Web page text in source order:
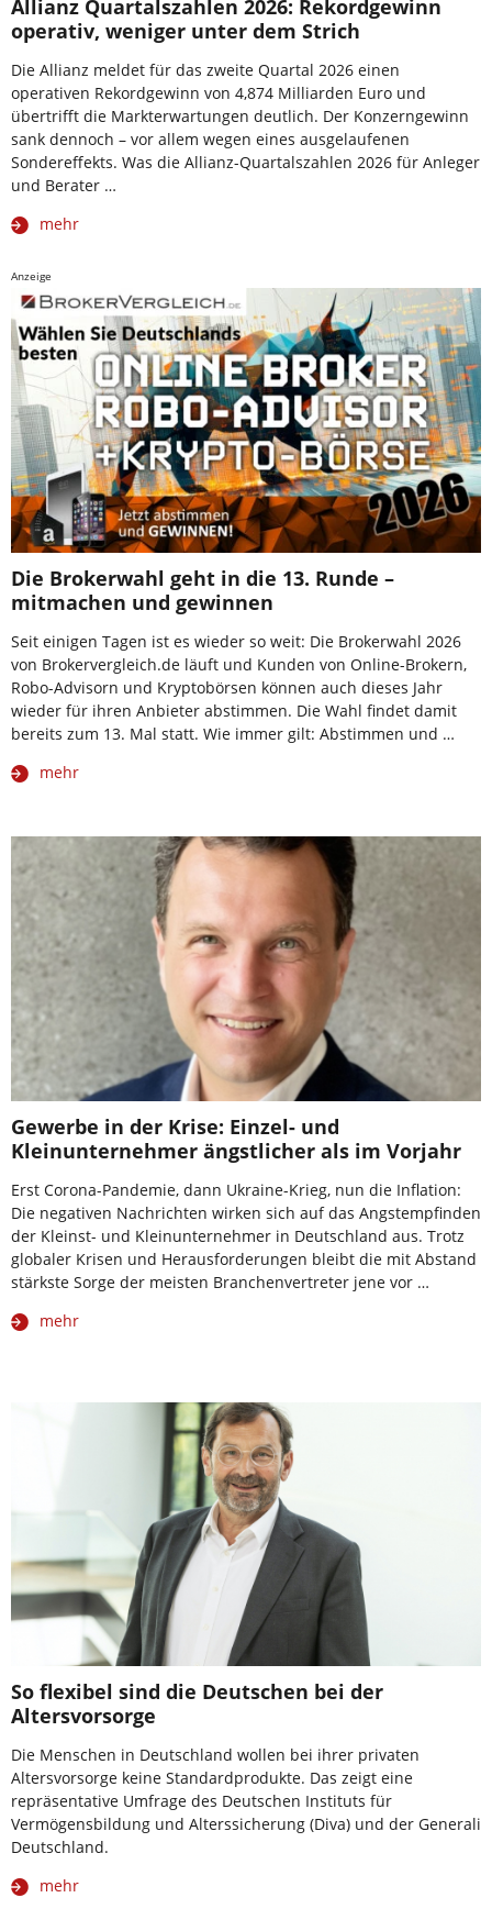
Allianz Quartalszahlen 2026: Rekordgewinn
operativ, weniger unter dem Strich
Die Allianz meldet für das zweite Quartal 2026 einen
operativen Rekordgewinn von 4,874 Milliarden Euro und
übertrifft die Markterwartungen deutlich. Der Konzerngewinn
sank dennoch – vor allem wegen eines ausgelaufenen
Sondereffekts. Was die Allianz-Quartalszahlen 2026 für Anleger
und Berater …
mehr
Anzeige
Die Brokerwahl geht in die 13. Runde –
mitmachen und gewinnen
Seit einigen Tagen ist es wieder so weit: Die Brokerwahl 2026
von Brokervergleich.de läuft und Kunden von Online-Brokern,
Robo-Advisorn und Kryptobörsen können auch dieses Jahr
wieder für ihren Anbieter abstimmen. Die Wahl findet damit
bereits zum 13. Mal statt. Wie immer gilt: Abstimmen und …
mehr
Gewerbe in der Krise: Einzel- und
Kleinunternehmer ängstlicher als im Vorjahr
Erst Corona-Pandemie, dann Ukraine-Krieg, nun die Inflation:
Die negativen Nachrichten wirken sich auf das Angstempfinden
der Kleinst- und Kleinunternehmer in Deutschland aus. Trotz
globaler Krisen und Herausforderungen bleibt die mit Abstand
stärkste Sorge der meisten Branchenvertreter jene vor …
mehr
So flexibel sind die Deutschen bei der
Altersvorsorge
Die Menschen in Deutschland wollen bei ihrer privaten
Altersvorsorge keine Standardprodukte. Das zeigt eine
repräsentative Umfrage des Deutschen Instituts für
Vermögensbildung und Alterssicherung (Diva) und der Generali
Deutschland.
mehr